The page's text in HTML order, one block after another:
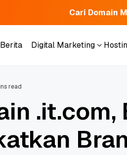
Cari Domain
Berita
Digital Marketing
read